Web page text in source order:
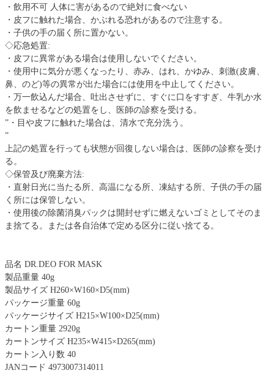
・飲用不可 人体に害があるので絶対に食べない
・皮フに触れた場合、かぶれる恐れがあるので注意する。
・子供の手の届く所に置かない。
◇応急処置:
・皮フに異常がある場合は使用しないでください。
・使用中に気分が悪くなったり、赤み、はれ、かゆみ、刺激(皮膚、
鼻、のど)等の異常が出た場合には使用を中止してください。
・万一飲込んだ場合、吐出させずに、すぐに口をすすぎ、牛乳か水
を飲ませるなどの処置をし、医師の診察を受ける。
”・目や皮フに触れた場合は、清水で充分洗う。
”
上記の処置を行っても状態が回復しない場合は、医師の診察を受け
る。
◇保管及び廃棄方法:
・直射日光に当たる所、高温になる所、凍結する所、子供の手の届
く所には保管しない。
・使用後の除菌消臭パックは開封せずに燃えないゴミとしてそのま
ま捨てる。または各自治体で定める区分に従い捨てる。
品名 DR.DEO FOR MASK
製品重量 40g
製品サイズ H260×W160×D5(mm)
パッケージ重量 60g
パッケージサイズ H215×W100×D25(mm)
カートン重量 2920g
カートンサイズ H235×W415×D265(mm)
カートン入り数 40
JANコード 4973007314011